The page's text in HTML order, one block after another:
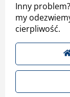
Inny
my
cierpliwość.